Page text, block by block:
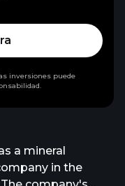
a mineral
in the
inversiones puede